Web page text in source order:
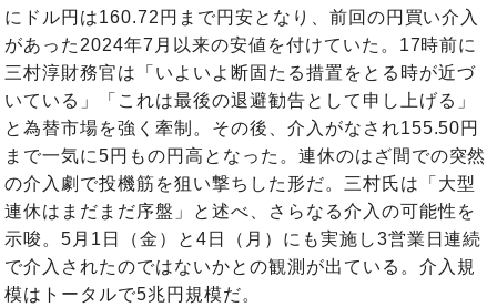
にドル円は160.72円まで円安となり、前回の円買い介入
があった2024年7月以来の安値を付けていた。17時前に
三村淳財務官は「いよいよ断固たる措置をとる時が近づ
いている」「これは最後の退避勧告として申し上げる」
と為替市場を強く牽制。その後、介入がなされ155.50円
まで一気に5円もの円高となった。連休のはざ間での突然
の介入劇で投機筋を狙い撃ちした形だ。三村氏は「大型
連休はまだまだ序盤」と述べ、さらなる介入の可能性を
示唆。5月1日（金）と4日（月）にも実施し3営業日連続
で介入されたのではないかとの観測が出ている。介入規
模はトータルで5兆円規模だ。